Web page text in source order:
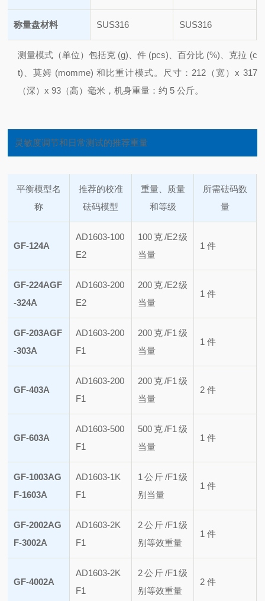
称量盘材料 SUS316 SUS316
测量模式（单位）包括克 (g)、件 (pcs)、百分比 (%)、克拉 (c
t)、莫姆 (momme) 和比重计模式。
尺寸：212（宽）x 317
（深）x 93（高）毫米，机身重量：约 5 公斤。
灵敏度调节和日常测试的推荐重量
平衡模型名
称
推荐的校准
砝码模型
重量、质量
和等级
所需砝码数
量
GF-124A
AD1603-100
E2
100克/E2级
当量
1 件
GF-224AGF
-324A
AD1603-200
E2
200克/E2级
当量
1 件
GF-203AGF
-303A
AD1603-200
F1
200克/F1级
当量
1 件
GF-403A
AD1603-200
F1
200克/F1级
当量
2 件
GF-603A
AD1603-500
F1
500克/F1级
当量
1 件
GF-1003AG
F-1603A
AD1603-1K
F1
1公斤/F1级
别当量
1 件
GF-2002AG
F-3002A
AD1603-2K
F1
2公斤/F1级
别等效重量
1 件
GF-4002A
AD1603-2K
F1
2公斤/F1级
别等效重量
2 件